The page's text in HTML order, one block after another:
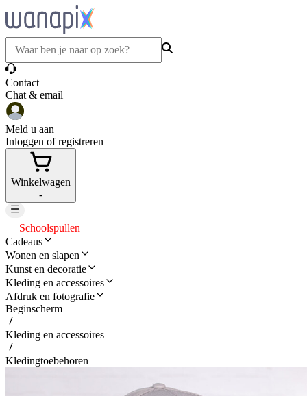
Contact
Chat & email
Meld u aan
Inloggen of registreren
Winkelwagen
-
Schoolspullen
Cadeaus
Wonen en slapen
Kunst en decoratie
Kleding en accessoires
Afdruk en fotografie
Beginscherm
Kleding en accessoires
Kledingtoebehoren